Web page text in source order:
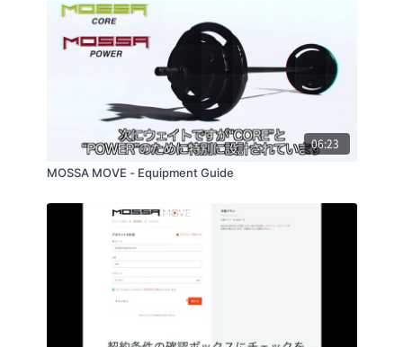
06:23
MOSSA MOVE - Equipment Guide